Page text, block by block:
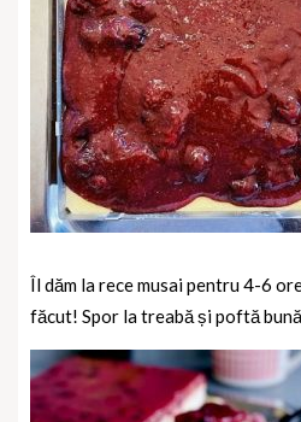
Îl dăm la rece musai pentru 4-6
făcut! Spor la treabă și poftă